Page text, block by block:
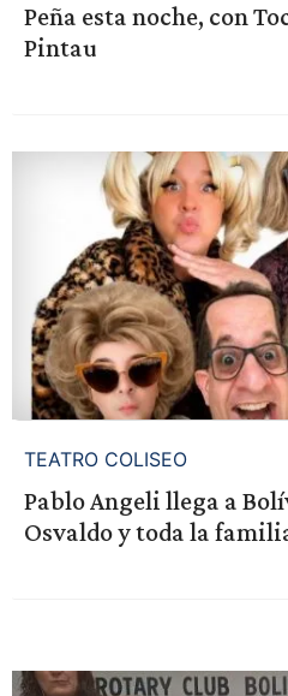
Peña esta noche, con
Pintau
TEATRO COLISEO
Pablo Angeli llega a
Osvaldo y toda la